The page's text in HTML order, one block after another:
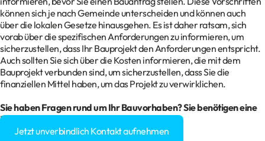
können sich je nach Gemeinde unterscheiden und können auch
über die lokalen Gesetze hinausgehen. Es ist daher ratsam, sich
vorab über die spezifischen Anforderungen zu informieren, um
sicherzustellen, dass Ihr Bauprojekt den Anforderungen entspricht.
Auch sollten Sie sich über die Kosten informieren, die mit dem
Bauprojekt verbunden sind, um sicherzustellen, dass Sie die
finanziellen Mittel haben, um das Projekt zu verwirklichen.
Sie haben Fragen rund um IhrBauvorhaben? Sie benötigen eine
Baugenehmigung?
Jetzt unverbindlich Kontakt aufnehmen